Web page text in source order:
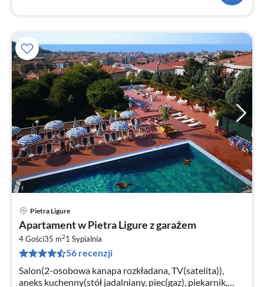
Pietra Ligure
Apartament w Pietra Ligure z garażem
4 Gości35 m21 Sypialnia
56 recenzji
Salon(2-osobowa kanapa rozkładana, TV(satelita)),
aneks kuchenny(stół jadalniany, piec(gaz), piekarnik,